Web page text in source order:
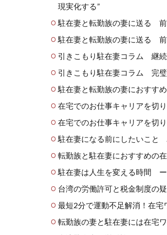
現実化する”
駐在妻と転勤族の妻に送る
駐在妻と転勤族の妻に送る
引きこもり駐在妻コラム 継
引きこもり駐在妻コラム 完
駐在妻と転勤族の妻におす
在宅でのお仕事キャリアを切
在宅でのお仕事キャリアを
駐在妻になる前にしたいこと
転勤族と駐在妻におすすめの
駐在妻は人生を変える時間
台湾の労働許可と税金制度の
最短2分で運動不足解消！在
転勤族の妻と駐在妻には在宅